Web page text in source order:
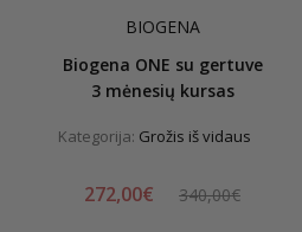
BIOGENA
Biogena ONE su gertuve
3 mėnesių kursas
Kategorija: Grožis iš vidaus
272,00€ 340,00€